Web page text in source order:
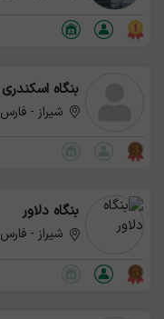
بنگاه اسکندری
شیراز - فارس
بنگاه دلاور
شیراز - فارس